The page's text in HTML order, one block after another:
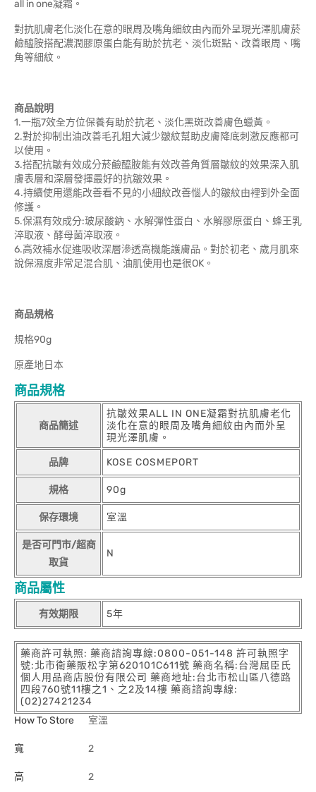
all in one凝霜。
對抗肌膚老化淡化在意的眼周及嘴角細紋由內而外呈現光澤肌膚菸
鹼醯胺搭配濃潤膠原蛋白能有助於抗老、淡化斑點、改善眼周、嘴
角等細紋。
商品說明
1.一瓶7效全方位保養有助於抗老、淡化黑斑改善膚色蠟黃。
2.對於抑制出油改善毛孔粗大減少皺紋幫助皮膚降底刺激反應都可
以使用。
3.搭配抗皺有效成分菸鹼醯胺能有效改善角質層皺紋的效果深入肌
膚表層和深層發揮最好的抗皺效果。
4.持續使用還能改善看不見的小細紋改善惱人的皺紋由裡到外全面
修護。
5.保濕有效成分:玻尿酸鈉、水解彈性蛋白、水解膠原蛋白、蜂王乳
淬取液、酵母菌淬取液。
6.高效補水促進吸收深層滲透高機能護膚品。對於初老、歲月肌來
說保濕度非常足混合肌、油肌使用也是很OK。
商品規格
規格90g
原產地日本
商品規格
商品簡述
抗皺效果ALL IN ONE凝霜對抗肌膚老化
淡化在意的眼周及嘴角細紋由內而外呈
現光澤肌膚。
品牌 KOSE COSMEPORT
規格 90g
保存環境 室溫
是否可門市/超商
取貨
N
商品屬性
有效期限 5年
藥商許可執照: 藥商諮詢專線:0800-051-148 許可執照字
號:北市衛藥販松字第620101C611號 藥商名稱:台灣屈臣氏
個人用品商店股份有限公司 藥商地址:台北市松山區八德路
四段760號11樓之1、之2及14樓 藥商諮詢專線:
(02)27421234
How To Store
室溫
寬 2
高 2